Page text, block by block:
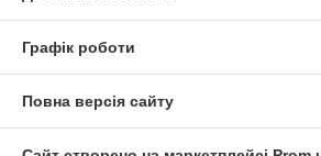
Графік роботи
Повна версія сайту